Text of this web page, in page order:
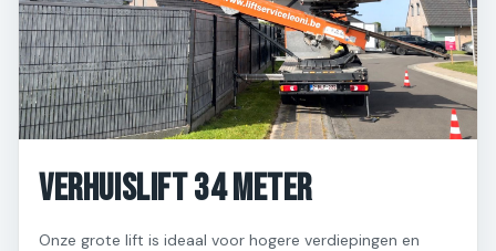
Verhuislift 34 meter
Onze grote lift is ideaal voor hogere verdiepingen en